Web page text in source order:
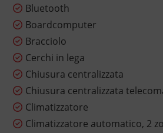
Bluetooth
Boardcomputer
Bracciolo
Cerchi in lega
Chiusura centralizzata
Chiusura centralizzata
Climatizzatore
Climatizzatore automatico, 2